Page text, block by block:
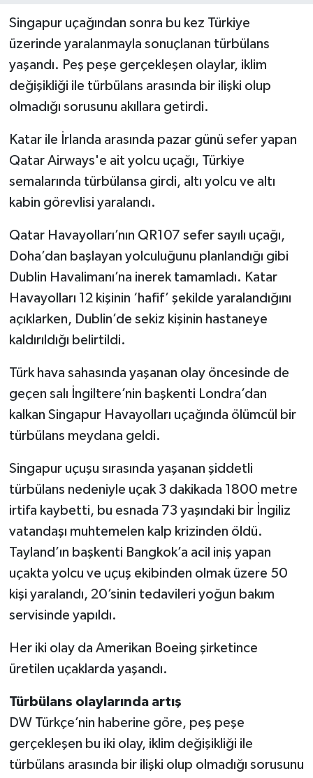
Singapur uçağından sonra bu kez Türkiye
üzerinde yaralanmayla sonuçlanan türbülans
yaşandı. Peş peşe gerçekleşen olaylar, iklim
değişikliği ile türbülans arasında bir ilişki olup
olmadığı sorusunu akıllara getirdi.
Katar ile İrlanda arasında pazar günü sefer yapan
Qatar Airways'e ait yolcu uçağı, Türkiye
semalarında türbülansa girdi, altı yolcu ve altı
kabin görevlisi yaralandı.
Qatar Havayolları’nın QR107 sefer sayılı uçağı,
Doha’dan başlayan yolculuğunu planlandığı gibi
Dublin Havalimanı’na inerek tamamladı. Katar
Havayolları 12 kişinin ‘hafif’ şekilde yaralandığını
açıklarken, Dublin’de sekiz kişinin hastaneye
kaldırıldığı belirtildi.
Türk hava sahasında yaşanan olay öncesinde de
geçen salı İngiltere’nin başkenti Londra’dan
kalkan Singapur Havayolları uçağında ölümcül bir
türbülans meydana geldi.
Singapur uçuşu sırasında yaşanan şiddetli
türbülans nedeniyle uçak 3 dakikada 1800 metre
irtifa kaybetti, bu esnada 73 yaşındaki bir İngiliz
vatandaşı muhtemelen kalp krizinden öldü.
Tayland’ın başkenti Bangkok’a acil iniş yapan
uçakta yolcu ve uçuş ekibinden olmak üzere 50
kişi yaralandı, 20’sinin tedavileri yoğun bakım
servisinde yapıldı.
Her iki olay da Amerikan Boeing şirketince
üretilen uçaklarda yaşandı.
Türbülans olaylarında artış
DW Türkçe’nin haberine göre, peş peşe
gerçekleşen bu iki olay, iklim değişikliği ile
türbülans arasında bir ilişki olup olmadığı sorusunu